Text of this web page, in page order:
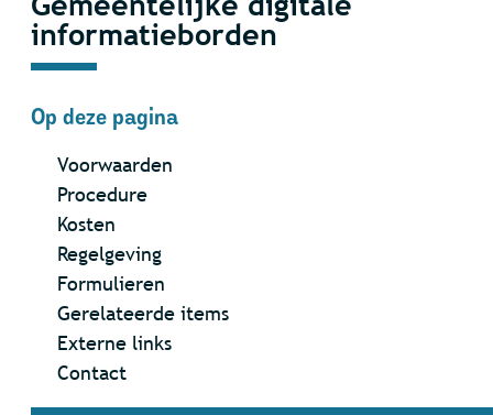
informatieborden
Op deze pagina
Voorwaarden
Procedure
Kosten
Regelgeving
Formulieren
Gerelateerde items
Externe links
Contact